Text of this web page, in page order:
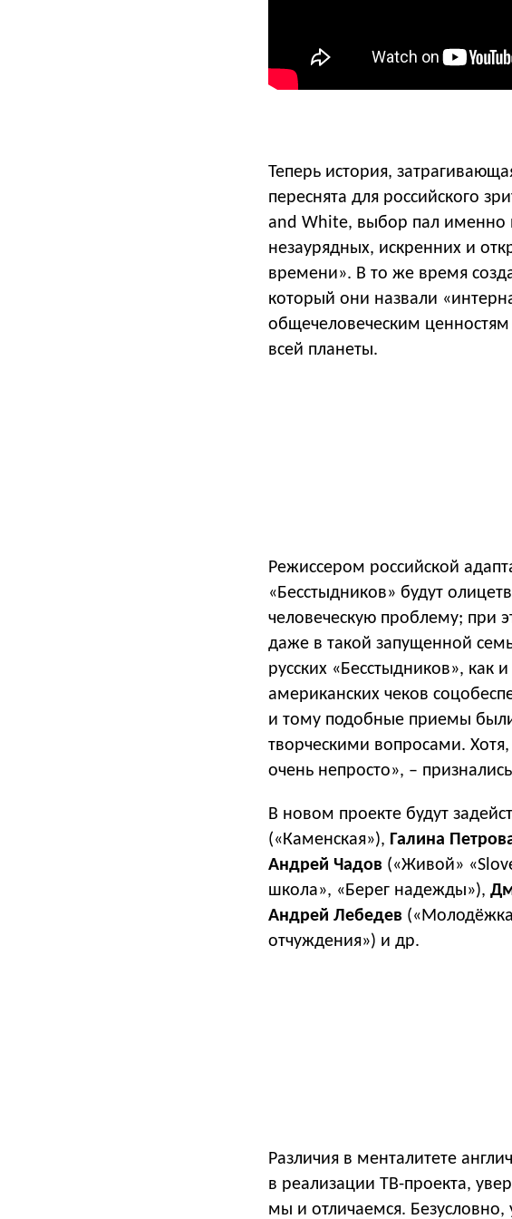
Теперь история,
переснята для российского
and White, выбор пал именно
незаурядных, искренних и
времени». В то же время
который они назвали
общечеловеческим
всей планеты.
Режиссером российской
«Бесстыдников» будут
человеческую проблему; при
даже в такой запущенной
русских «Бесстыдников», как
американских чеков
и тому подобные приемы
творческими вопросами.
очень непросто», –
В новом проекте будут
(«Каменская»), Галина
Андрей Чадов («Живой»
школа», «Берег надежды»),
Андрей Лебедев
отчуждения») и др.
Различия в менталитете
в реализации ТВ-проекта,
мы и отличаемся.